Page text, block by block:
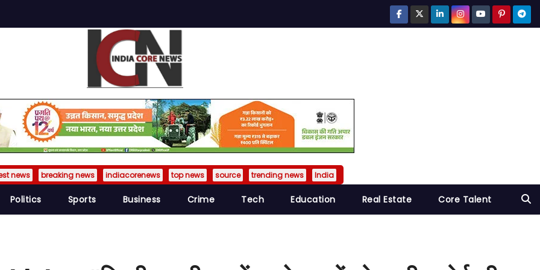
news breaking news indiacorenews top news source trending news India
Politics Sports Business Crime Tech Education Real Estate Core Talent